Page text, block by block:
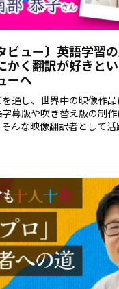
ビュー〕英語学習
く翻訳が好きと
ーへ
通し、世界中の映像作
幕版や吹き替え版の制
んな映像翻訳者として
載。それぞれのバックグ
像翻訳に必要なスキルな